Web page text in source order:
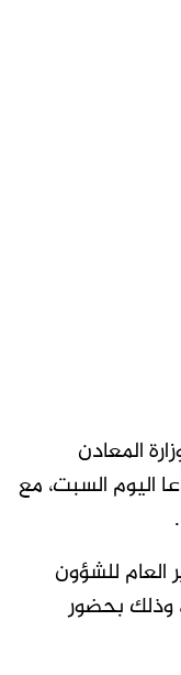
المعادن
اليوم السبت، مع
العام للشؤون
وذلك بحضور